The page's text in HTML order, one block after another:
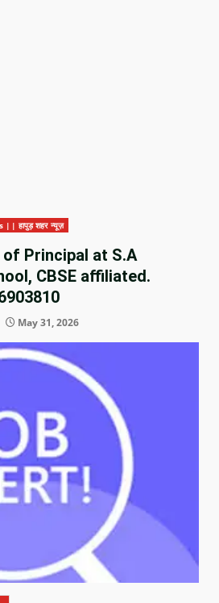
हापुड़ शहर न्यूज़
Principal at S.A
CBSE affiliated.
May 31, 2026